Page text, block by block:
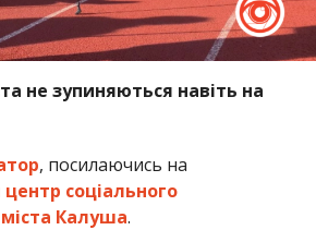
не зупиняються навіть на
, посилаючись на
соціального
Калуша.